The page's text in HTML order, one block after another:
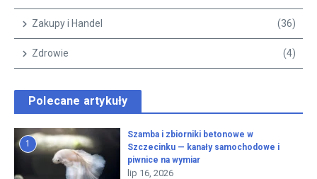
Zakupy i Handel (36)
Zdrowie (4)
Polecane artykuły
1
Szamba i zbiorniki betonowe w
Szczecinku — kanały samochodowe i
piwnice na wymiar
lip 16, 2026